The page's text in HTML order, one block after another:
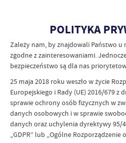
POLITYKA
Zależy nam, by znajdowali Państwo u
zgodne z zainteresowaniami.
bezpieczeństwo są dla nas
25 maja 2018 roku weszło w życie
Europejskiego i Rady (UE) 2016/679 z
sprawie ochrony osób fizycznych w
danych osobowych i w sprawie
danych oraz uchylenia dyrektywy 95/
„GDPR” lub „Ogólne Rozporządzenie